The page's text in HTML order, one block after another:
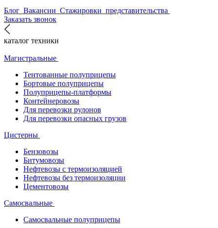
Блог Вакансии Стажировки представительства
Заказать звонок
каталог техники
Магистральные
Тентованные полуприцепы
Бортовые полуприцепы
Полуприцепы-платформы
Контейнеровозы
Для перевозки рулонов
Для перевозки опасных грузов
Цистерны
Бензовозы
Битумовозы
Нефтевозы с термоизоляцией
Нефтевозы без термоизоляции
Цементовозы
Самосвальные
Самосвальные полуприцепы